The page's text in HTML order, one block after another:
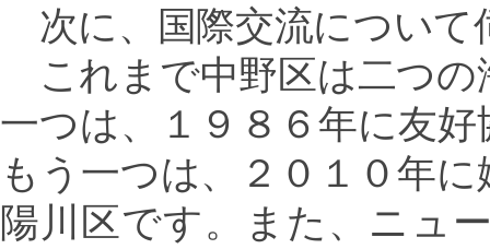
次に、国際交流について
これまで中野区は二つの
一つは、１９８６年に友
もう一つは、２０１０年
陽川区です。また、ニュ